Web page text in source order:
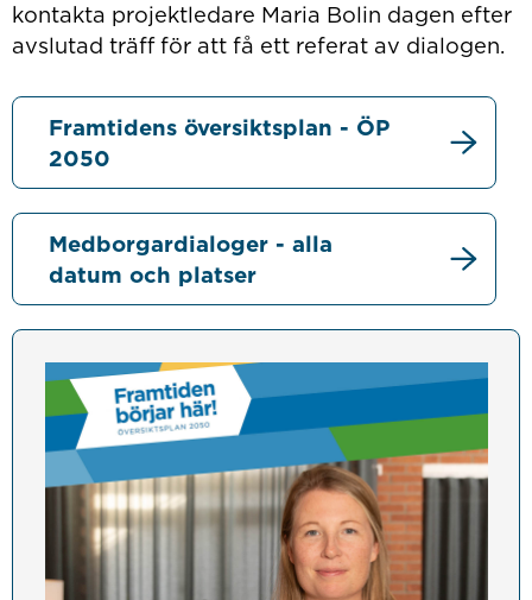
kontakta projektledare Maria Bolin dagen efter
avslutad träff för att få ett referat av dialogen.
Framtidens översiktsplan - ÖP
2050
Medborgardialoger - alla
datum och platser